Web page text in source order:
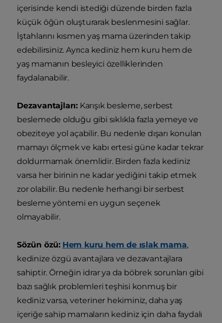
içerisinde kendi istediği düzende birden fazla
küçük öğün oluşturarak beslenmesini sağlar.
İştahlarını kısmen yaş mama üzerinden takip
edebilirsiniz. Ayrıca kediniz hem kuru hem de
yaş mamanın besleyici özelliklerinden
faydalanabilir.
Dezavantajları: Karışık besleme, serbest
beslemede olduğu gibi sıklıkla fazla yemeye ve
obeziteye yol açabilir. Bu nedenle dışarı konulan
mamayı ölçmek ve kabı ertesi güne kadar tekrar
doldurmamak önemlidir. Birden fazla kediniz
varsa her birinin ne kadar yediğini takip etmek
zor olabilir. Bu nedenle herhangi bir serbest
besleme yöntemi en uygun seçenek
olmayabilir.
Sözün özü: Hem kuru hem de ıslak mama,
kedinize özgü avantajlara ve dezavantajlara
sahiptir. Örneğin idrar ya da böbrek sorunları gibi
bazı sağlık problemleri teşhisi konmuş bir
kediniz varsa, veteriner hekiminiz, daha yaş
içeriğe sahip mamaların kediniz için daha faydalı